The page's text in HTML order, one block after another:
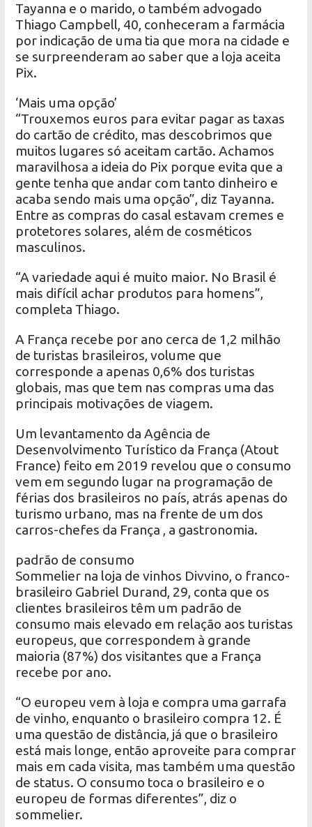
Tayanna e o marido, o também advogado
Thiago Campbell, 40, conheceram a farmácia
por indicação de uma tia que mora na cidade e
se surpreenderam ao saber que a loja aceita
Pix.
‘Mais uma opção’
“Trouxemos euros para evitar pagar as taxas
do cartão de crédito, mas descobrimos que
muitos lugares só aceitam cartão. Achamos
maravilhosa a ideia do Pix porque evita que a
gente tenha que andar com tanto dinheiro e
acaba sendo mais uma opção”, diz Tayanna.
Entre as compras do casal estavam cremes e
protetores solares, além de cosméticos
masculinos.
“A variedade aqui é muito maior. No Brasil é
mais difícil achar produtos para homens”,
completa Thiago.
A França recebe por ano cerca de 1,2 milhão
de turistas brasileiros, volume que
corresponde a apenas 0,6% dos turistas
globais, mas que tem nas compras uma das
principais motivações de viagem.
Um levantamento da Agência de
Desenvolvimento Turístico da França (Atout
France) feito em 2019 revelou que o consumo
vem em segundo lugar na programação de
férias dos brasileiros no país, atrás apenas do
turismo urbano, mas na frente de um dos
carros-chefes da França , a gastronomia.
padrão de consumo
Sommelier na loja de vinhos Divvino, o franco-
brasileiro Gabriel Durand, 29, conta que os
clientes brasileiros têm um padrão de
consumo mais elevado em relação aos turistas
europeus, que correspondem à grande
maioria (87%) dos visitantes que a França
recebe por ano.
“O europeu vem à loja e compra uma garrafa
de vinho, enquanto o brasileiro compra 12. É
uma questão de distância, já que o brasileiro
está mais longe, então aproveite para comprar
mais em cada visita, mas também uma questão
de status. O consumo toca o brasileiro e o
europeu de formas diferentes”, diz o
sommelier.